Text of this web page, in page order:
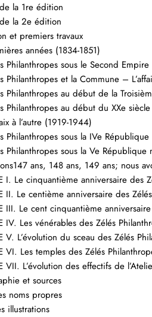
la 1re édition
la 2e édition
et premiers travaux
années (1834-1851)
Philanthropes sous le Second
Philanthropes et la Commune –
Philanthropes au début de la
Philanthropes au début du XXe
à l’autre (1919-1944)
Philanthropes sous la IVe
Philanthropes sous la Ve République
ans, 148 ans, 149 ans; nous
I. Le cinquantième anniversaire des
II. Le centième anniversaire des
III. Le cent cinquantième
IV. Les vénérables des Zélés
V. L’évolution du sceau des Zélés
VI. Les temples des Zélés
VII. L’évolution des effectifs de
et sources
noms propres
illustrations